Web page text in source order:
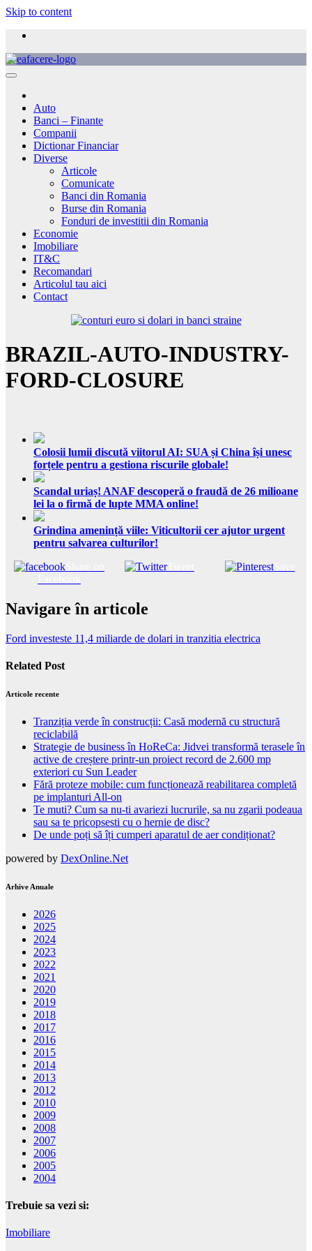
Skip to content
Auto
Banci – Finante
Companii
Dictionar Financiar
Diverse
Articole
Comunicate
Banci din Romania
Burse din Romania
Fonduri de investitii din Romania
Economie
Imobiliare
IT&C
Recomandari
Articolul tau aici
Contact
BRAZIL-AUTO-INDUSTRY-
FORD-CLOSURE
Colosii lumii discută viitorul AI: SUA și China își unesc
forțele pentru a gestiona riscurile globale!
Scandal uriaș! ANAF descoperă o fraudă de 26 milioane
lei la o firmă de lupte MMA online!
Grindina amenință viile: Viticultorii cer ajutor urgent
pentru salvarea culturilor!
Tweet Save
Navigare în articole
Ford investeste 11,4 miliarde de dolari in tranzitia electrica
Related Post
Articole recente
Tranziția verde în construcții: Casă modernă cu structură
reciclabilă
Strategie de business în HoReCa: Jidvei transformă terasele în
active de creștere printr-un proiect record de 2.600 mp
exteriori cu Sun Leader
Fără proteze mobile: cum funcționează reabilitarea completă
pe implanturi All-on
Te muti? Cum sa nu-ti avariezi lucrurile, sa nu zgarii podeaua
sau sa te pricopsesti cu o hernie de disc?
De unde poți să îți cumperi aparatul de aer condiționat?
powered by DexOnline.Net
Arhive Anuale
2026
2025
2024
2023
2022
2021
2020
2019
2018
2017
2016
2015
2014
2013
2012
2010
2009
2008
2007
2006
2005
2004
Trebuie sa vezi si:
Imobiliare